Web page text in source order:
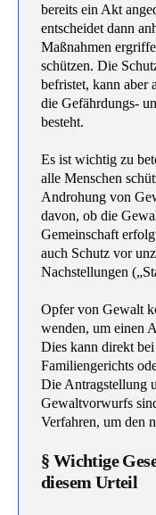
bereits ein Akt
entscheidet dann
Maßnahmen
schützen. Die
befristet, kann aber
die Gefährdungs-
besteht.
Es ist wichtig zu
alle Menschen
Androhung von
davon, ob die
Gemeinschaft
auch Schutz vor
Nachstellungen
Opfer von Gewalt
wenden, um einen
Dies kann direkt bei
Familiengerichts
Die Antragstellung
Gewaltvorwurfs
Verfahren, um den
§ Wichtige
diesem Urteil